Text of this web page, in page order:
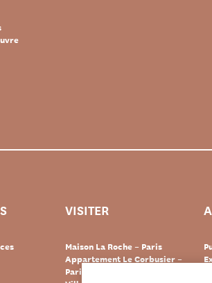
VISITER
Maison La Roche – Paris
Appartement Le Corbusier –
Paris